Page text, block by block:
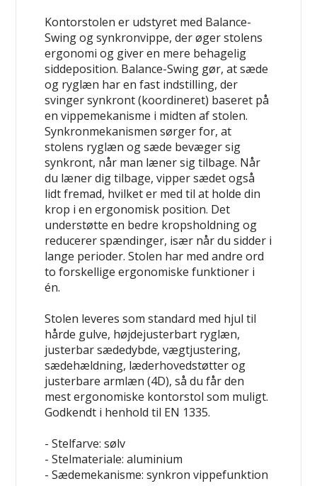
Kontorstolen er udstyret med Balance-
Swing og synkronvippe, der øger stolens
ergonomi og giver en mere behagelig
siddeposition. Balance-Swing gør, at sæde
og ryglæn har en fast indstilling, der
svinger synkront (koordineret) baseret på
en vippemekanisme i midten af ​​stolen.
Synkronmekanismen sørger for, at
stolens ryglæn og sæde bevæger sig
synkront, når man læner sig tilbage. Når
du læner dig tilbage, vipper sædet også
lidt fremad, hvilket er med til at holde din
krop i en ergonomisk position. Det
understøtte en bedre kropsholdning og
reducerer spændinger, især når du sidder i
lange perioder. Stolen har med andre ord
to forskellige ergonomiske funktioner i
én.
Stolen leveres som standard med hjul til
hårde gulve, højdejusterbart ryglæn,
justerbar sædedybde, vægtjustering,
sædehældning, læderhovedstøtter og
justerbare armlæn (4D), så du får den
mest ergonomiske kontorstol som muligt.
Godkendt i henhold til EN 1335.
- Stelfarve: sølv
- Stelmateriale: aluminium
- Sædemekanisme: synkron vippefunktion